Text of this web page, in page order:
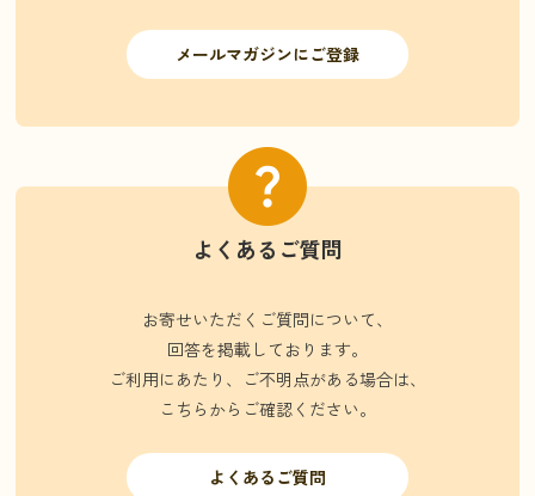
メールマガジンにご登録
よくあるご質問
お寄せいただくご質問について、
回答を掲載しております。
ご利用にあたり、ご不明点がある場合は、
こちらからご確認ください。
よくあるご質問